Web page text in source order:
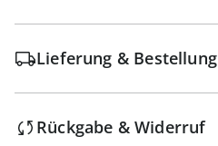
Lieferung & Bestellung
Rückgabe & Widerruf